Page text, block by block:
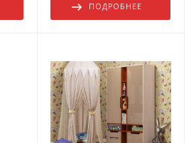
ПОДРОБНЕЕ